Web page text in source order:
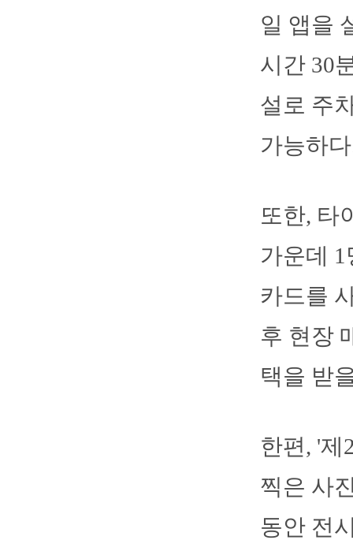
일 앱을
시간 30
설로 주
가능하
또한, 타
가운데
카드를
후 현장
택을 받
한편, '제
찍은 사
동안 전